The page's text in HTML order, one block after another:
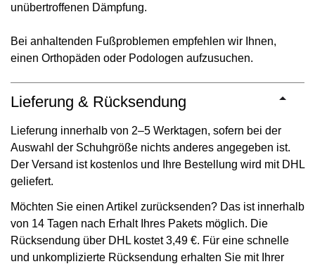
unübertroffenen Dämpfung.
Bei anhaltenden Fußproblemen empfehlen wir Ihnen,
einen Orthopäden oder Podologen aufzusuchen.
Lieferung & Rücksendung
Lieferung innerhalb von 2–5 Werktagen, sofern bei der
Auswahl der Schuhgröße nichts anderes angegeben ist.
Der Versand ist kostenlos und Ihre Bestellung wird mit DHL
geliefert.
Möchten Sie einen Artikel zurücksenden? Das ist innerhalb
von 14 Tagen nach Erhalt Ihres Pakets möglich. Die
Rücksendung über DHL kostet 3,49 €. Für eine schnelle
und unkomplizierte Rücksendung erhalten Sie mit Ihrer